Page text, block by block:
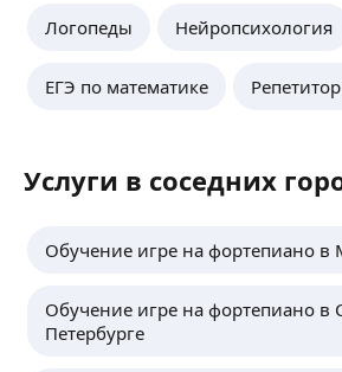
Логопеды Нейропсихология
ЕГЭ по математике
Услуги в соседних
Обучение игре на фортепиано в
Обучение игре на фортепиано в
Петербурге